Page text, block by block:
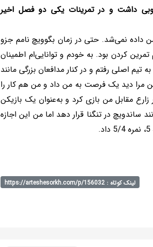
خوبی داشت و در تمرینات یکی دو فصل اخیر
نمی‌شد. حتی در زمان بگوویچ نامم جزو
کردن بود. به خودم و توانایی‌ام اطمینان
اصلی رفتم و در کنار مدافعان بزرگی مانند
مرا دید یک فرصت به من داد و من هم کار را
مقابل من بازی کرد و به‌عنوان یک بازیکن
در تنگنا قرار دهد اما من این اجازه
لینک کوتاه : https://arteshesorkh.com/p/156032